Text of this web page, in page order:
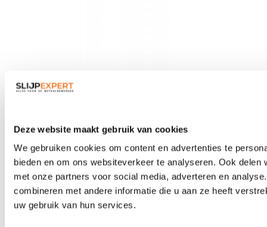
Deze website maakt gebruik van cookies
We gebruiken cookies om content en advertenties te
bieden en om ons websiteverkeer te analyseren. Ook
met onze partners voor social media, adverteren en
combineren met andere informatie die u aan ze heeft
uw gebruik van hun services.